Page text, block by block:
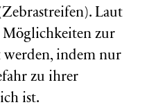
Laut
Möglichkeiten zur
indem nur
zu ihrer
ist.